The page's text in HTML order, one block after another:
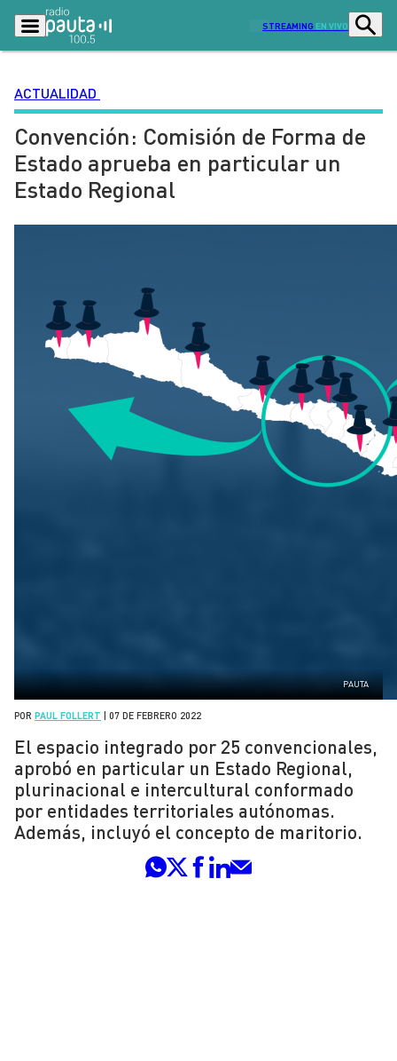
STREAMING EN VIVO
Podcasts Programas
Lo Último Actualidad
Ciudad
Entretención y Cultura
Dato en Pauta
Contenido Patrocinado
ACTUALIDAD
Convención: Comisión de Forma de
Estado aprueba en particular un
Estado Regional
PAUTA
POR PAUL FOLLERT 07 DE FEBRERO 2022
El espacio integrado por 25 convencionales,
aprobó en particular un Estado Regional,
plurinacional e intercultural conformado
por entidades territoriales autónomas.
Además, incluyó el concepto de maritorio.